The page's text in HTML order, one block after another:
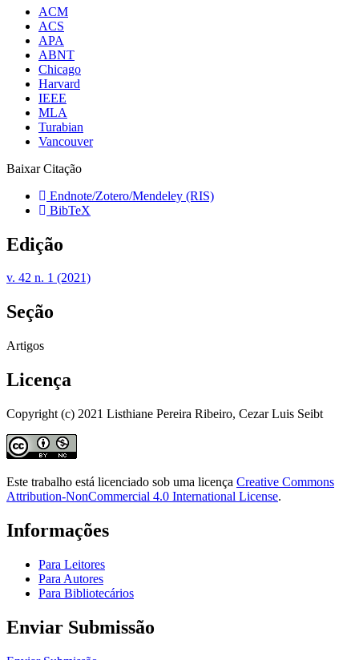
ACM
ACS
APA
ABNT
Chicago
Harvard
IEEE
MLA
Turabian
Vancouver
Baixar Citação
Endnote/Zotero/Mendeley (RIS)
BibTeX
Edição
v. 42 n. 1 (2021)
Seção
Artigos
Licença
Copyright (c) 2021 Listhiane Pereira Ribeiro, Cezar Luis Seibt
Este trabalho está licenciado sob uma licença Creative Commons
Attribution-NonCommercial 4.0 International License.
Informações
Para Leitores
Para Autores
Para Bibliotecários
Enviar Submissão